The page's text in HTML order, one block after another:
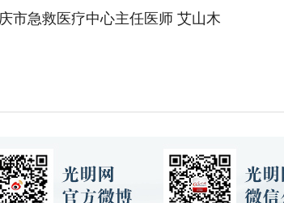
急救医疗中心主任医师 艾山木